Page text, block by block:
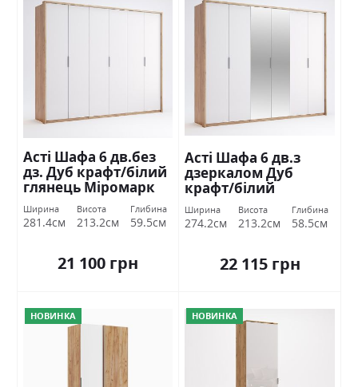
Асті Шафа 6 дв.без
дз. Дуб крафт/білий
глянець Міромарк
Ширина
281.4см
Висота
213.2см
Глибина
59.5см
21 100 грн
Асті Шафа 6 дв.з
дзеркалом Дуб
крафт/білий
глянець Міромарк
Ширина
274.2см
Висота
213.2см
Глибина
58.5см
22 115 грн
НОВИНКА НОВИНКА